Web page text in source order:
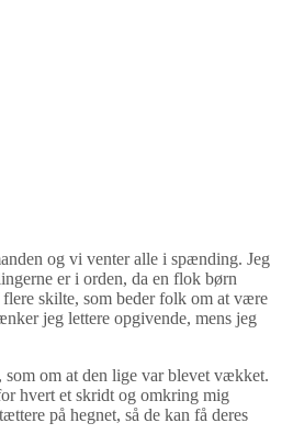
og vi venter alle i spænding. Jeg
er i orden, da en flok børn
skilte, som beder folk om at være
jeg lettere opgivende, mens jeg
som om at den lige var blevet vækket.
hvert et skridt og omkring mig
på hegnet, så de kan få deres